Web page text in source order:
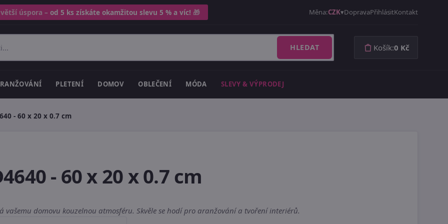
úspora – od 5 ks získáte okamžitou slevu 5 % a víc! 🎁 Měna:CZK DopravaPřihlásitKontakt
HLEDAT Košík:0 Kč
PLETENÍ DOMOV OBLEČENÍ MÓDA SLEVY & VÝPRODEJ
- 60 x 20 x 0.7 cm
- 60 x 20 x 0.7 cm
vašemu domovu kouzelnou atmosféru. Skvěle se hodí pro aranžování a tvoření interiérů.